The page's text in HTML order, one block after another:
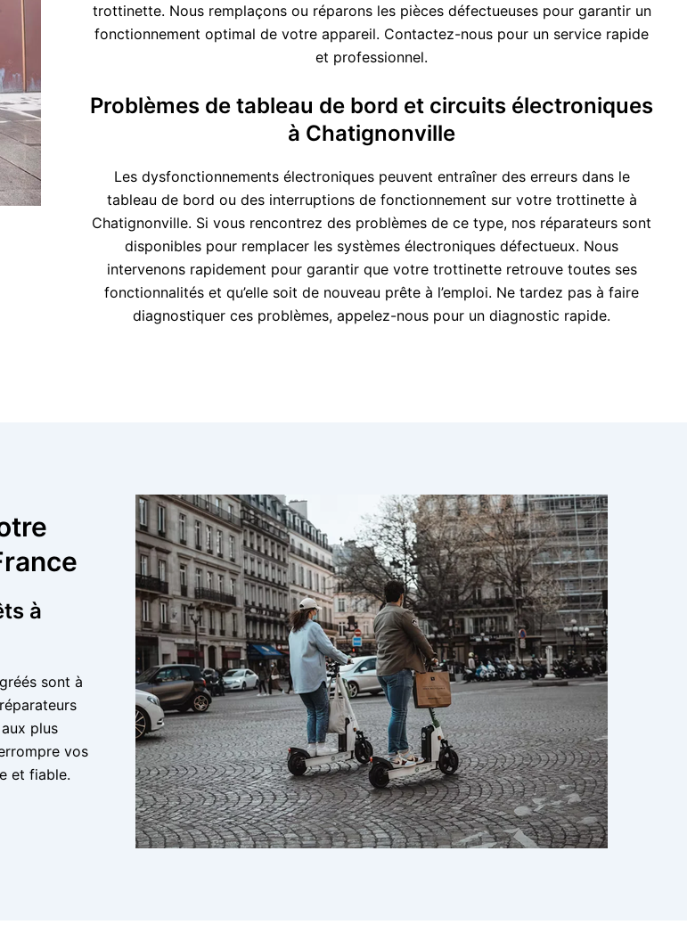
trottinette. Nous remplaçons ou réparons les pièces défectueuses pour garantir un
fonctionnement optimal de votre appareil. Contactez-nous pour un service rapide
et professionnel.
Problèmes de tableau de bord et circuits électroniques
à Chatignonville
Les dysfonctionnements électroniques peuvent entraîner des erreurs dans le
tableau de bord ou des interruptions de fonctionnement sur votre trottinette à
Chatignonville. Si vous rencontrez des problèmes de ce type, nos réparateurs sont
disponibles pour remplacer les systèmes électroniques défectueux. Nous
intervenons rapidement pour garantir que votre trottinette retrouve toutes ses
fonctionnalités et qu’elle soit de nouveau prête à l’emploi. Ne tardez pas à faire
diagnostiquer ces problèmes, appelez-nous pour un diagnostic rapide.
à
sont à
plus
vos
et fiable.